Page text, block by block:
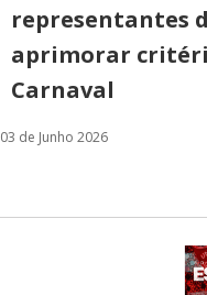
representantes
aprimorar
Carnaval
03 de Junho 2026